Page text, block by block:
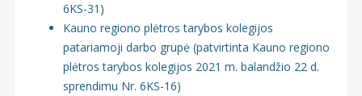
6KS-31)
Kauno regiono plėtros tarybos kolegijos
patariamoji darbo grupė (patvirtinta Kauno regiono
plėtros tarybos kolegijos 2021 m. balandžio 22 d.
sprendimu Nr. 6KS-16)